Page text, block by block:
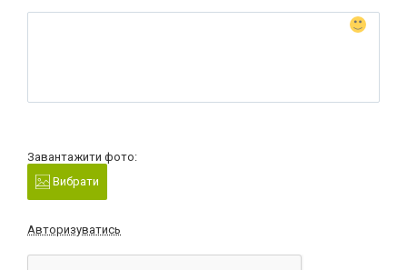
Завантажити фото:
Вибрати
Авторизуватись